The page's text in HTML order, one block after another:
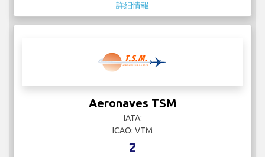
詳細情報
Aeronaves TSM
IATA:
ICAO: VTM
2